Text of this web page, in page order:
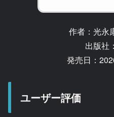
作者：光永
出版社
発売日：
ユーザー評価